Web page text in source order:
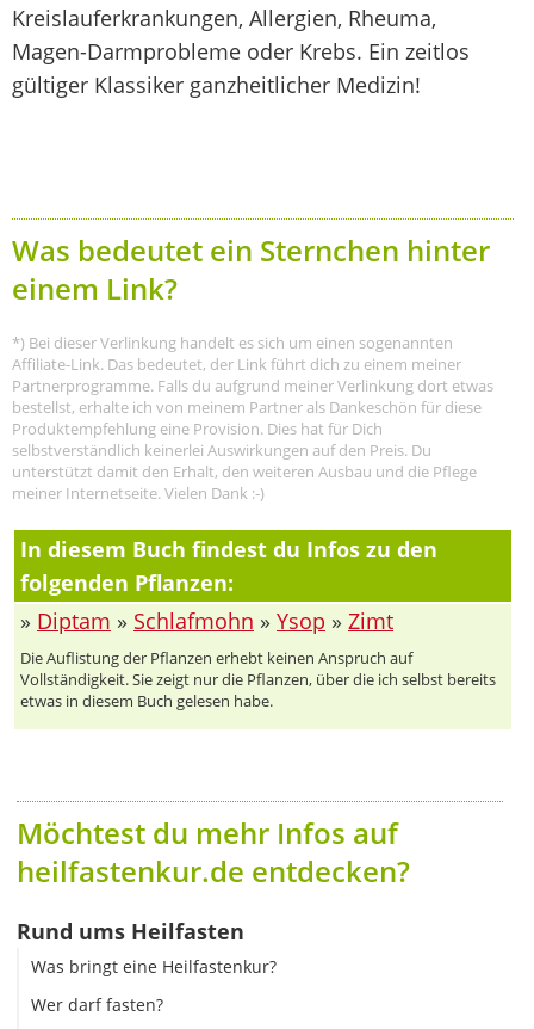
Kreislauferkrankungen, Allergien, Rheuma,
Magen-Darmprobleme oder Krebs. Ein zeitlos
gültiger Klassiker ganzheitlicher Medizin!
Was bedeutet ein Sternchen hinter
einem Link?
*) Bei dieser Verlinkung handelt es sich um einen sogenannten
Affiliate-Link. Das bedeutet, der Link führt dich zu einem meiner
Partnerprogramme. Falls du aufgrund meiner Verlinkung dort etwas
bestellst, erhalte ich von meinem Partner als Dankeschön für diese
Produktempfehlung eine Provision. Dies hat für Dich
selbstverständlich keinerlei Auswirkungen auf den Preis. Du
unterstützt damit den Erhalt, den weiteren Ausbau und die Pflege
meiner Internetseite. Vielen Dank :-)
In diesem Buch findest du Infos zu den
folgenden Pflanzen:
» Diptam » Schlafmohn » Ysop » Zimt
Die Auflistung der Pflanzen erhebt keinen Anspruch auf
Vollständigkeit. Sie zeigt nur die Pflanzen, über die ich selbst bereits
etwas in diesem Buch gelesen habe.
Möchtest du mehr Infos auf
heilfastenkur.de entdecken?
Rund ums Heilfasten
Was bringt eine Heilfastenkur?
Wer darf fasten?